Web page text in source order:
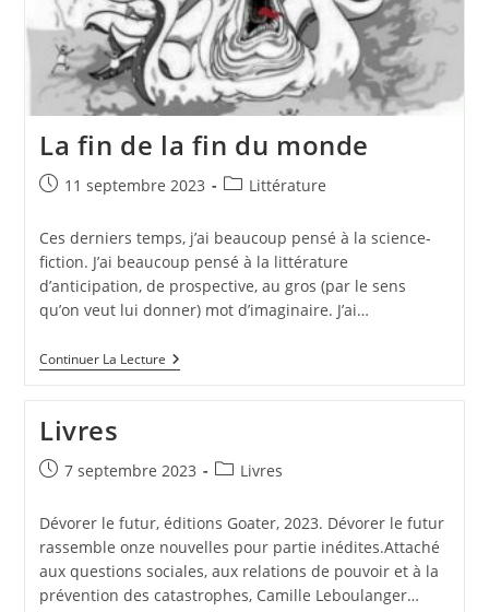
La fin de la fin du monde
11 septembre 2023 Littérature
Ces derniers temps, j’ai beaucoup pensé à la science-
fiction. J’ai beaucoup pensé à la littérature
d’anticipation, de prospective, au gros (par le sens
qu’on veut lui donner) mot d’imaginaire. J’ai…
Continuer La Lecture
Livres
7 septembre 2023 Livres
Dévorer le futur, éditions Goater, 2023. Dévorer le futur
rassemble onze nouvelles pour partie inédites.Attaché
aux questions sociales, aux relations de pouvoir et à la
prévention des catastrophes, Camille Leboulanger…